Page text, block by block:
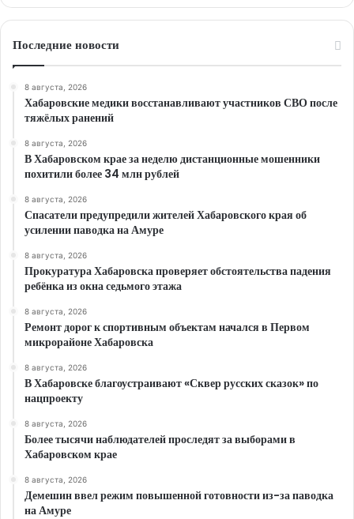
Последние новости
8 августа, 2026
Хабаровские медики восстанавливают участников СВО после
тяжёлых ранений
8 августа, 2026
В Хабаровском крае за неделю дистанционные мошенники
похитили более 34 млн рублей
8 августа, 2026
Спасатели предупредили жителей Хабаровского края об
усилении паводка на Амуре
8 августа, 2026
Прокуратура Хабаровска проверяет обстоятельства падения
ребёнка из окна седьмого этажа
8 августа, 2026
Ремонт дорог к спортивным объектам начался в Первом
микрорайоне Хабаровска
8 августа, 2026
В Хабаровске благоустраивают «Сквер русских сказок» по
нацпроекту
8 августа, 2026
Более тысячи наблюдателей проследят за выборами в
Хабаровском крае
8 августа, 2026
Демешин ввел режим повышенной готовности из-за паводка
на Амуре